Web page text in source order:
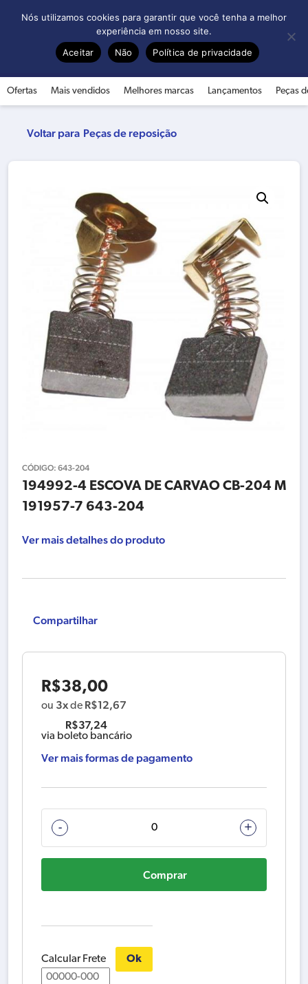
Ofertas Mais vendidos Melhores marcas Lançamentos Peças
Peças de reposição
CÓDIGO: 643-204
194992-4 ESCOVA DE CARVAO CB-204 M
191957-7 643-204
Ver mais detalhes do produto
Compartilhar
R$38,00
ou 3xde R$12,67
R$37,24
via boleto bancário
Ver mais formas de pagamento
-
194992-
ESCOVA
DE
CARVAO
204
191957-
7
+
Comprar
Calcular Frete Ok
Nós utilizamos cookies para garantir que você tenha a melhor
experiência em nosso site.
Aceitar
Não Política de privacidade